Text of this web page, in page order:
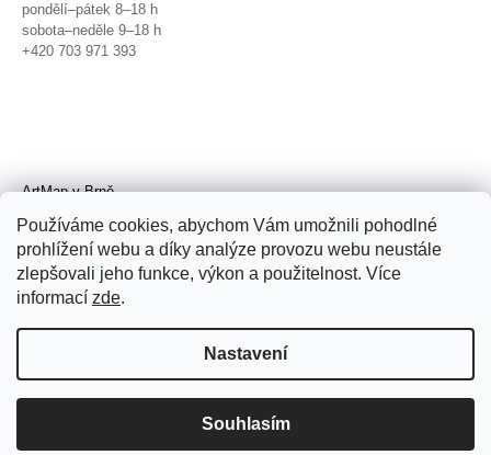
Používáme cookies, abychom Vám umožnili pohodlné
prohlížení webu a díky analýze provozu webu neustále
zlepšovali jeho funkce, výkon a použitelnost. Více
informací zde.
Nastavení
Souhlasím
pondělí–pátek 8–18 h
sobota–neděle 9–18 h
+420 703 971 393
ArtMap v Brně
Radnická 4, Brno
úterý–pátek 11–19 h
sobota 14–19 h
+420 702 152 298